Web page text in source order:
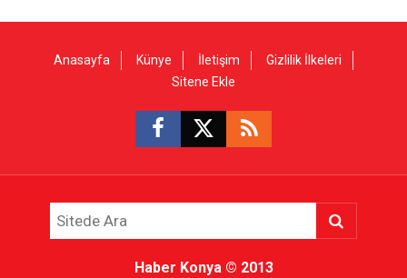
Anasayfa Künye İletişim
Gizlilik İlkeleri
Sitene Ekle
Haber Konya© 2013